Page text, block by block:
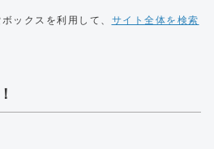
ックスを利用して、 サイト全体を検索